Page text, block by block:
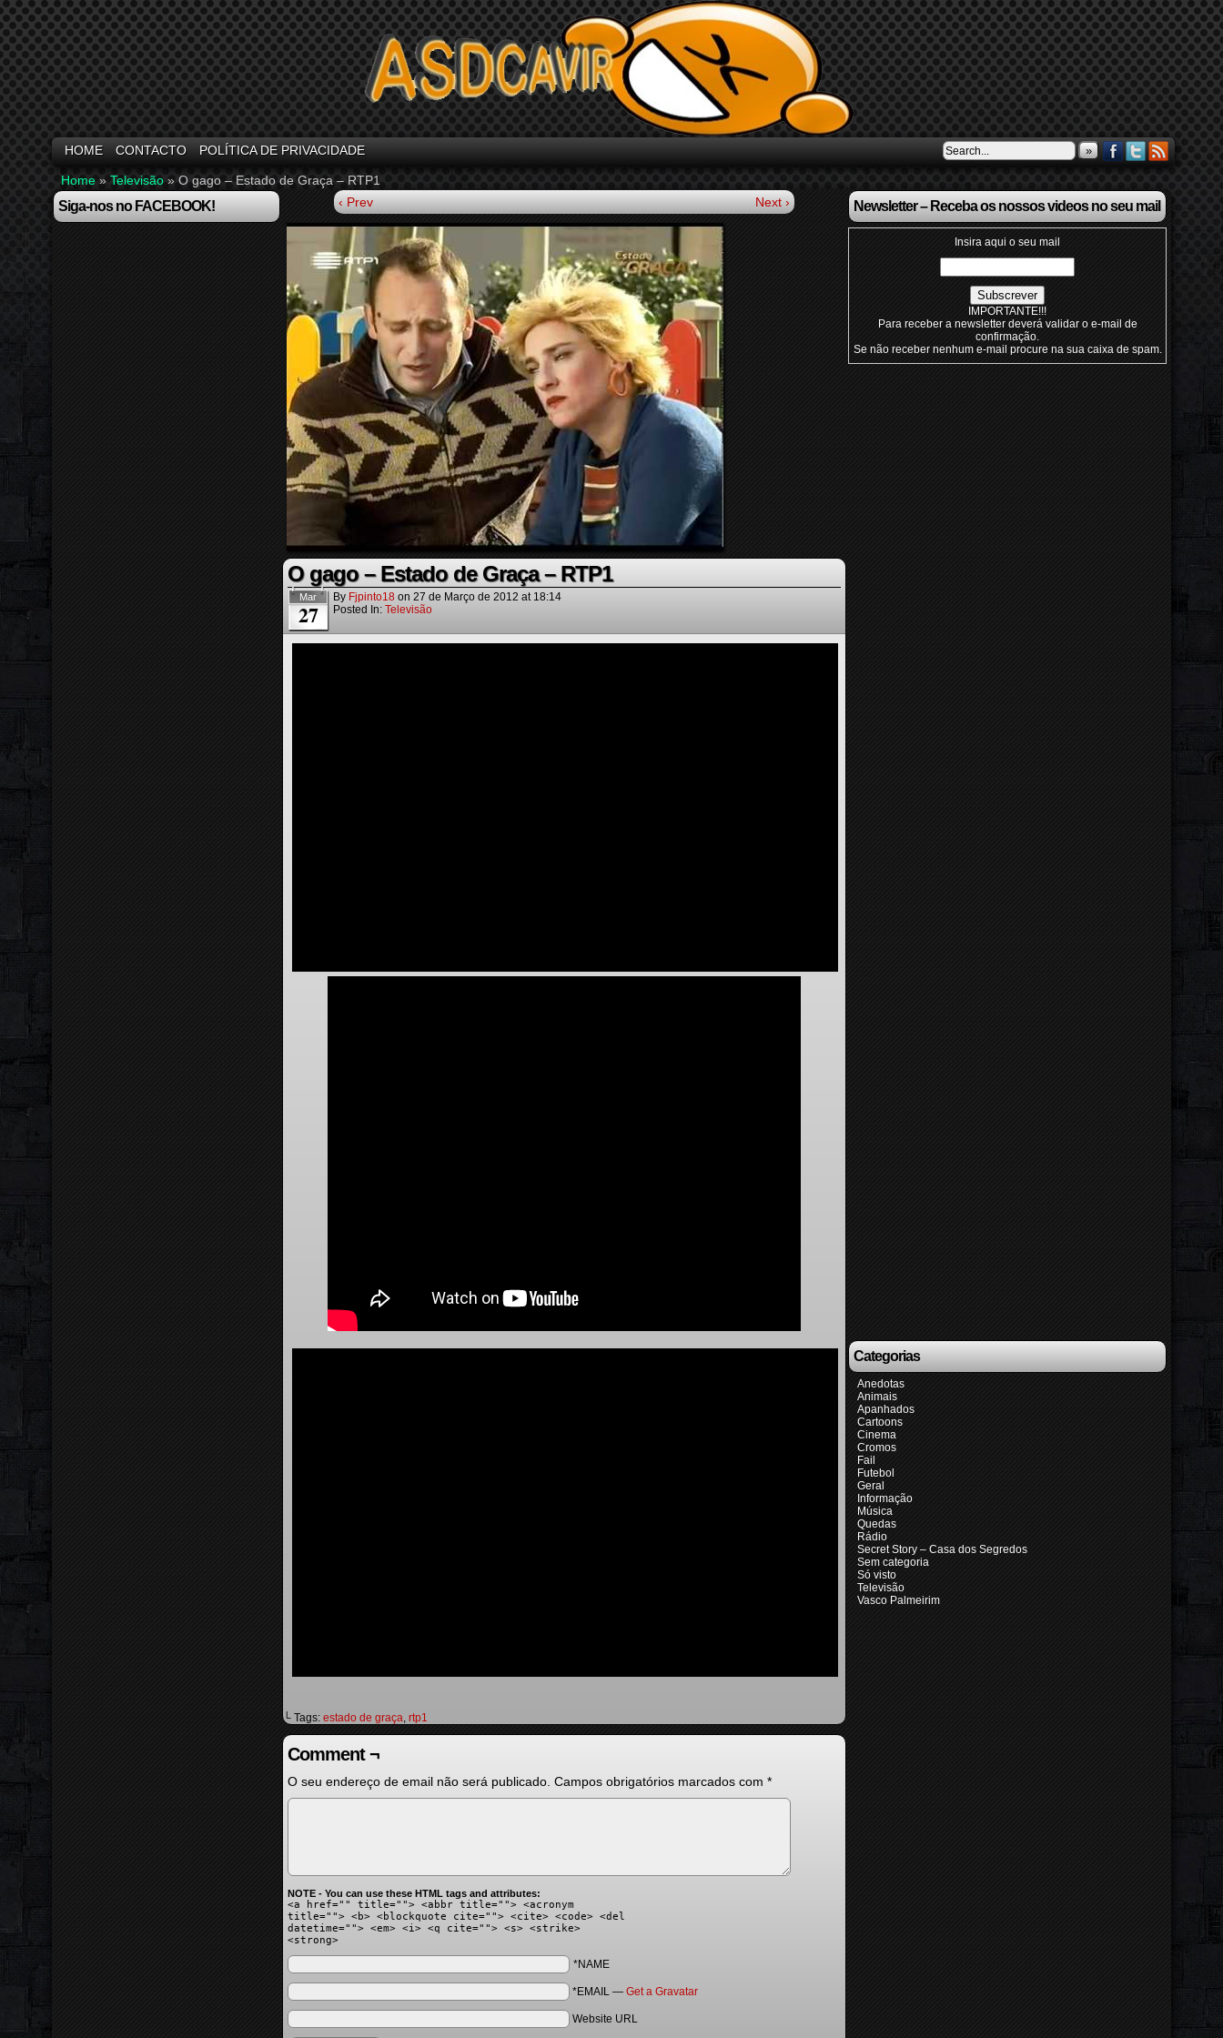
HOME CONTACTO POLÍTICA DE PRIVACIDADE »
Home » Televisão » O gago – Estado de Graça – RTP1
Siga-nos no FACEBOOK! ‹ Prev Next ›
O gago – Estado de Graça – RTP1
Mar
27
By Fjpinto18 on 27 de Março de 2012 at 18:14
Posted In: Televisão
└ Tags: estado de graça, rtp1
Comment ¬
O seu endereço de email não será publicado. Campos obrigatórios marcados com *
NOTE - You can use these HTML tags and attributes:
<a href="" title=""> <abbr title=""> <acronym
title=""> <b> <blockquote cite=""> <cite> <code> <del
datetime=""> <em> <i> <q cite=""> <s> <strike>
<strong>
*NAME
*EMAIL — Get a Gravatar
Website URL
Newsletter – Receba os nossos videos no seu mail
Insira aqui o seu mail
IMPORTANTE!!!
Para receber a newsletter deverá validar o e-mail de
confirmação.
Se não receber nenhum e-mail procure na sua caixa de spam.
Categorias
Anedotas
Animais
Apanhados
Cartoons
Cinema
Cromos
Fail
Futebol
Geral
Informação
Música
Quedas
Rádio
Secret Story – Casa dos Segredos
Sem categoria
Só visto
Televisão
Vasco Palmeirim